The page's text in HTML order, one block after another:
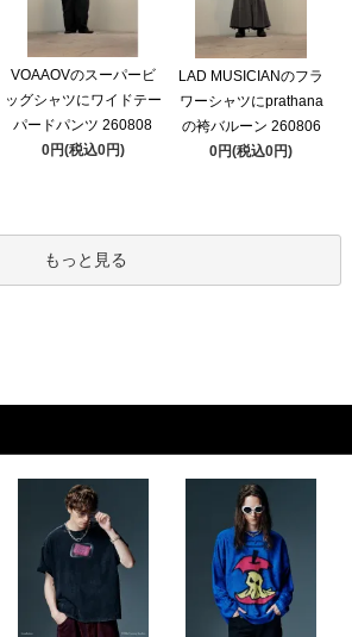
VOAAOVのスーパービ
ッグシャツにワイドテー
パードパンツ 260808
0円(税込0円)
LAD MUSICIANのフラ
ワーシャツにprathana
の袴バルーン 260806
0円(税込0円)
もっと見る